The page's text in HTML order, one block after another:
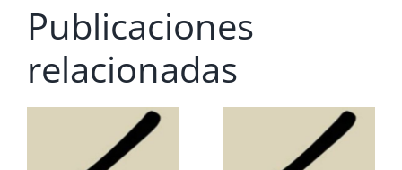
Publicaciones
relacionadas